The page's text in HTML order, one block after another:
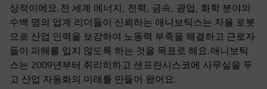
상적이에요.전 세계 에너지, 전력, 금속, 광업, 화학 분야의
수백 명의 업계 리더들이 신뢰하는 애니보틱스는 자율 로봇
으로 산업 인력을 보강하여 노동력 부족을 해결하고 근로자
들이 피해를 입지 않도록 하는 것을 목표로 해요.애니보틱
스는 2009년부터 취리히하고 샌프란시스코에 사무실을 두
고 산업 자동화의 미래를 만들어 왔어요.